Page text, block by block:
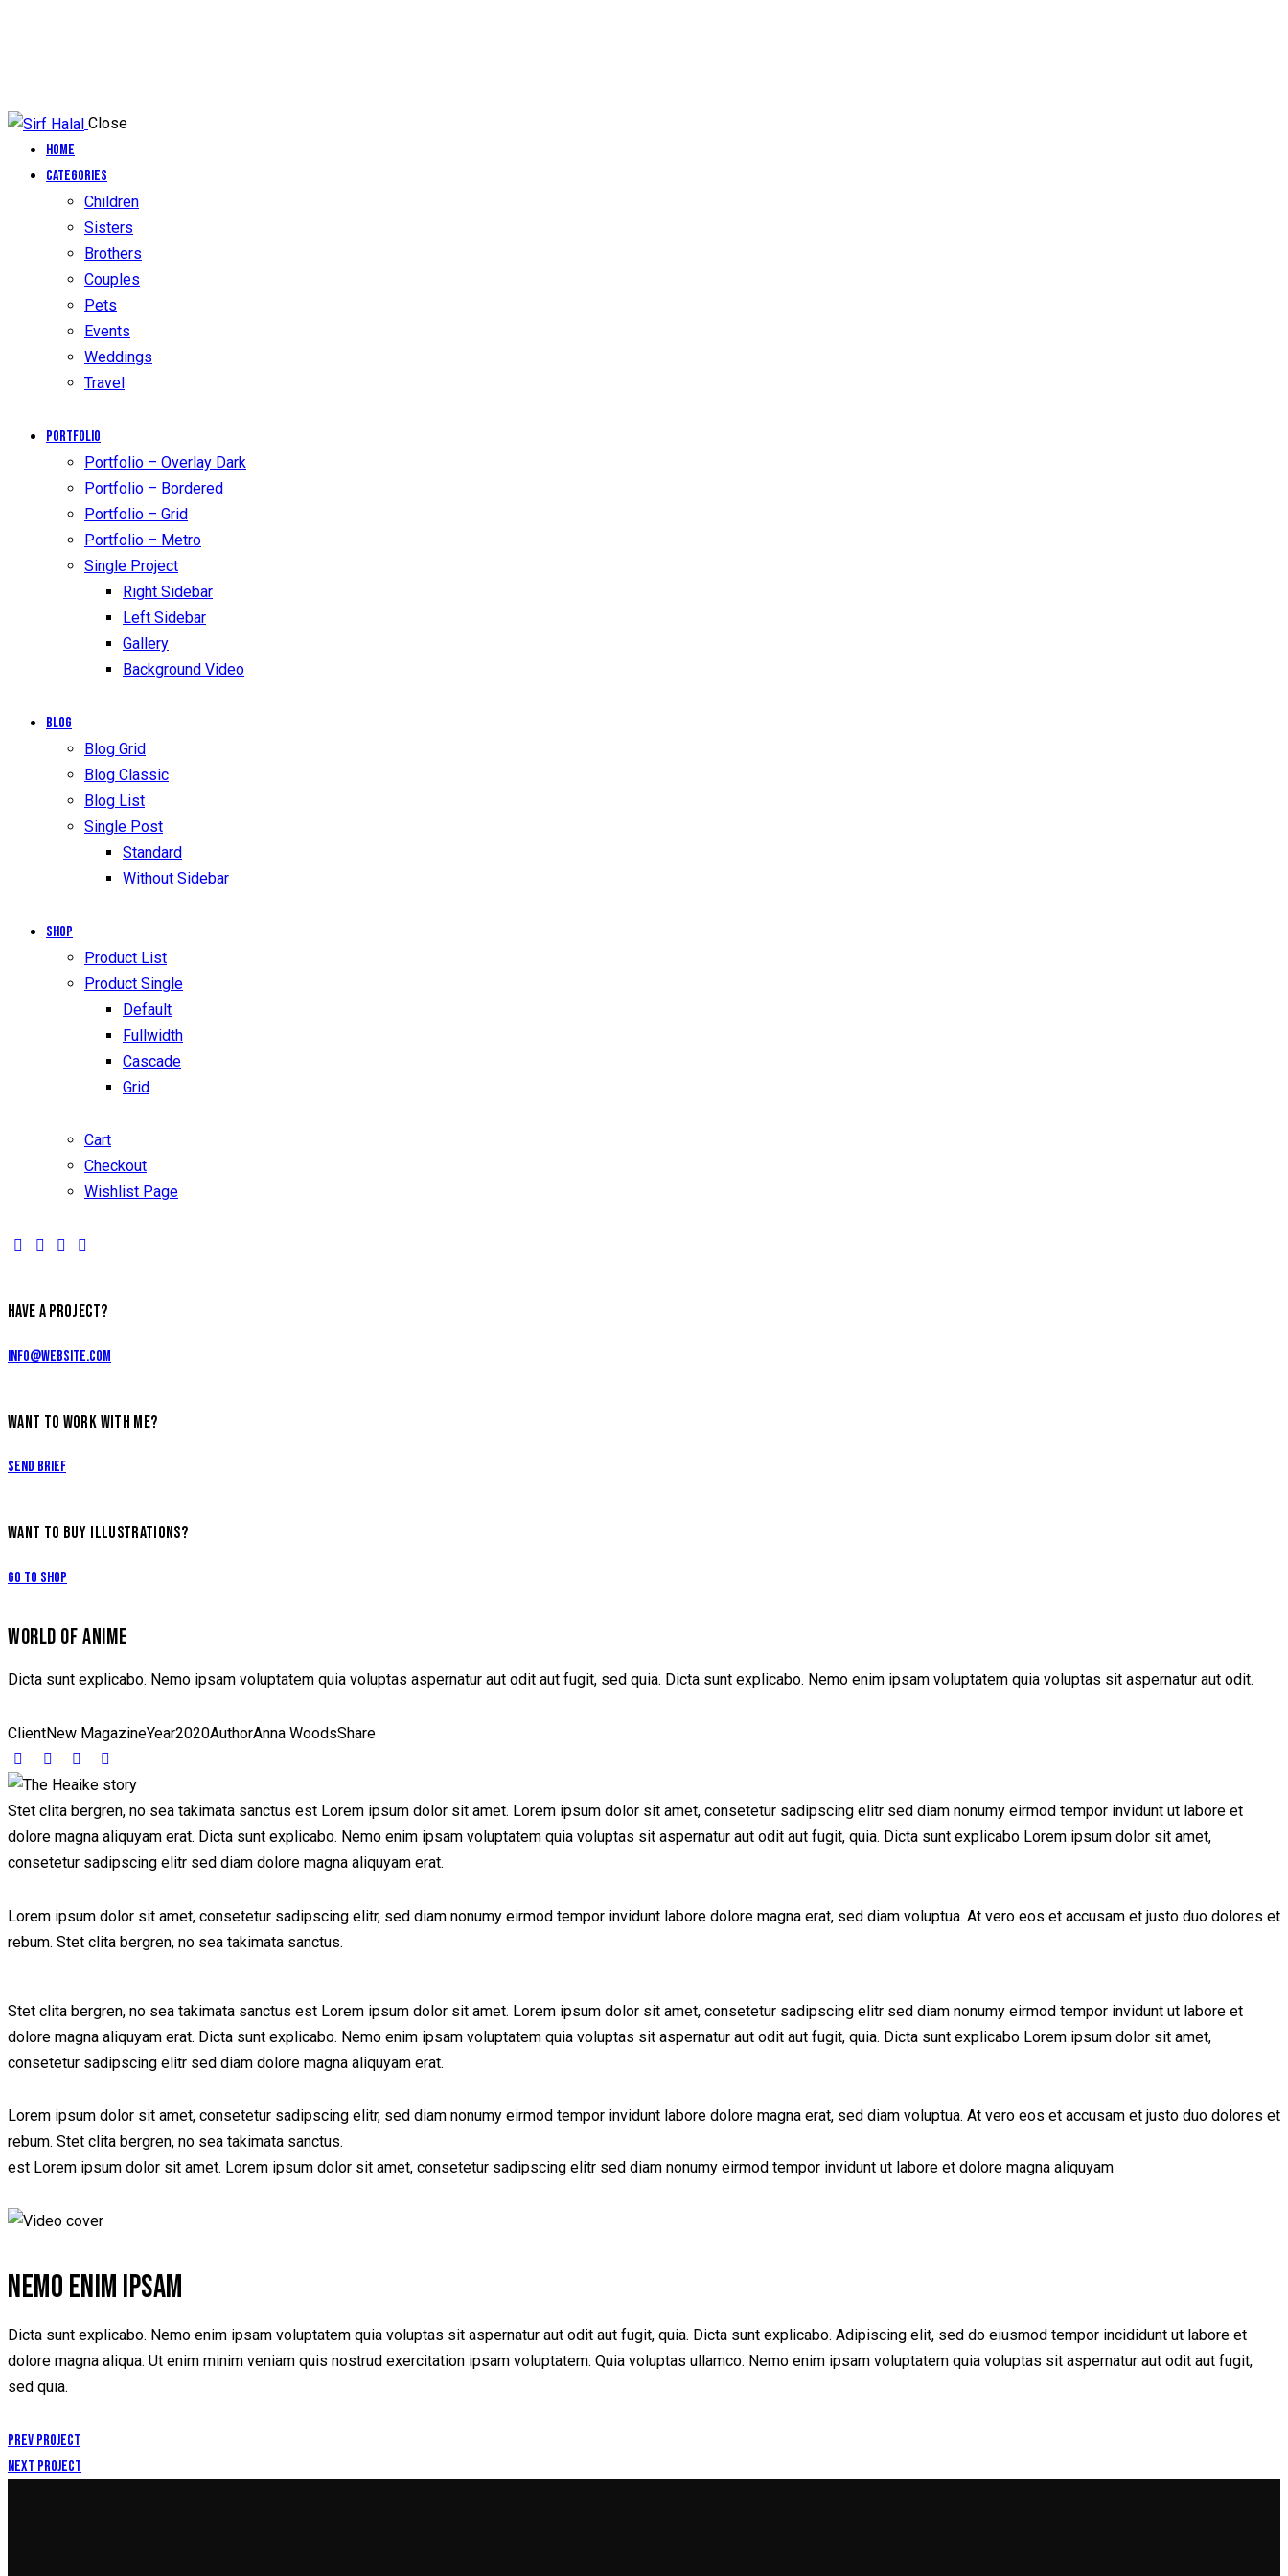
Close
Home
Categories
Children
Sisters
Brothers
Couples
Pets
Events
Weddings
Travel
Portfolio
Portfolio – Overlay Dark
Portfolio – Bordered
Portfolio – Grid
Portfolio – Metro
Single Project
Right Sidebar
Left Sidebar
Gallery
Background Video
Blog
Blog Grid
Blog Classic
Blog List
Single Post
Standard
Without Sidebar
Shop
Product List
Product Single
Default
Fullwidth
Cascade
Grid
Cart
Checkout
Wishlist Page
HAVE A PROJECT?
info@website.com
WANT TO WORK WITH ME?
Send Brief
WANT TO BUY ILLUSTRATIONS?
Go to Shop
WORLD OF ANIME
Dicta sunt explicabo. Nemo ipsam voluptatem quia voluptas aspernatur aut odit aut fugit, sed quia. Dicta sunt explicabo. Nemo enim ipsam voluptatem quia voluptas sit aspernatur aut odit.
ClientNew MagazineYear2020AuthorAnna WoodsShare
Stet clita bergren, no sea takimata sanctus est Lorem ipsum dolor sit amet. Lorem ipsum dolor sit amet, consetetur sadipscing elitr sed diam nonumy eirmod tempor invidunt ut labore et
dolore magna aliquyam erat. Dicta sunt explicabo. Nemo enim ipsam voluptatem quia voluptas sit aspernatur aut odit aut fugit, quia. Dicta sunt explicabo Lorem ipsum dolor sit amet,
consetetur sadipscing elitr sed diam dolore magna aliquyam erat.
Lorem ipsum dolor sit amet, consetetur sadipscing elitr, sed diam nonumy eirmod tempor invidunt labore dolore magna erat, sed diam voluptua. At vero eos et accusam et justo duo dolores et
rebum. Stet clita bergren, no sea takimata sanctus.
Stet clita bergren, no sea takimata sanctus est Lorem ipsum dolor sit amet. Lorem ipsum dolor sit amet, consetetur sadipscing elitr sed diam nonumy eirmod tempor invidunt ut labore et
dolore magna aliquyam erat. Dicta sunt explicabo. Nemo enim ipsam voluptatem quia voluptas sit aspernatur aut odit aut fugit, quia. Dicta sunt explicabo Lorem ipsum dolor sit amet,
consetetur sadipscing elitr sed diam dolore magna aliquyam erat.
Lorem ipsum dolor sit amet, consetetur sadipscing elitr, sed diam nonumy eirmod tempor invidunt labore dolore magna erat, sed diam voluptua. At vero eos et accusam et justo duo dolores et
rebum. Stet clita bergren, no sea takimata sanctus.
est Lorem ipsum dolor sit amet. Lorem ipsum dolor sit amet, consetetur sadipscing elitr sed diam nonumy eirmod tempor invidunt ut labore et dolore magna aliquyam
NEMO ENIM IPSAM
Dicta sunt explicabo. Nemo enim ipsam voluptatem quia voluptas sit aspernatur aut odit aut fugit, quia. Dicta sunt explicabo. Adipiscing elit, sed do eiusmod tempor incididunt ut labore et
dolore magna aliqua. Ut enim minim veniam quis nostrud exercitation ipsam voluptatem. Quia voluptas ullamco. Nemo enim ipsam voluptatem quia voluptas sit aspernatur aut odit aut fugit,
sed quia.
POST
NAVIGATION
Prev Project
Next Project